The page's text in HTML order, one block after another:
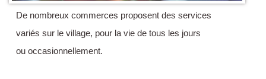
De nombreux commerces proposent des services
variés sur le village, pour la vie de tous les jours
ou occasionnellement.